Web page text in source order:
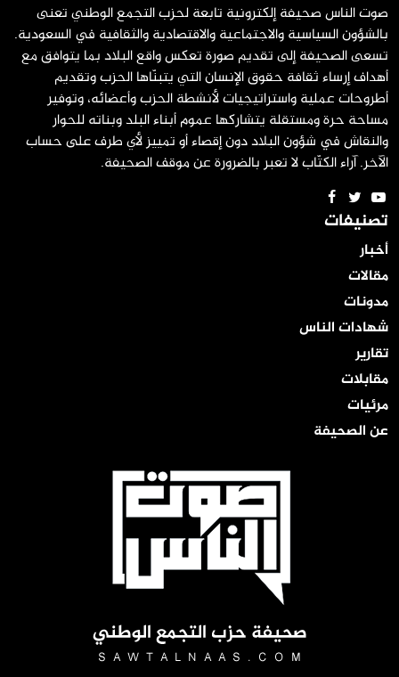
صوت الناس صحيفة إلكترونية تابعة لحزب التجمع الوطني تعنى
بالشؤون السياسية والاجتماعية والاقتصادية والثقافية في السعودية.
تسعى الصحيفة إلى تقديم صورة تعكس واقع البلاد بما يتوافق مع
أهداف إرساء ثقافة حقوق الإنسان التي يتبنّاها الحزب وتقديم
أطروحات عملية واستراتيجيات لأنشطة الحزب وأعضائه، وتوفير
مساحة حرة ومستقلة يتشاركها عموم أبناء البلد وبناته للحوار
والنقاش في شؤون البلاد دون إقصاء أو تمييز لأي طرف على حساب
الآخر. آراء الكتّاب لا تعبر بالضرورة عن موقف الصحيفة.
تصنيفات
أخبار
مقالات
مدونات
شهادات الناس
تقارير
مقابلات
مرئيات
عن الصحيفة